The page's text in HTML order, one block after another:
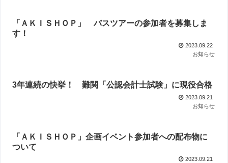
「ＡＫＩＳＨＯＰ」 バスツアーの参加者を募集しま
す！
2023.09.22
お知らせ
3年連続の快挙！ 難関「公認会計士試験」に現役合格
2023.09.21
お知らせ
「ＡＫＩＳＨＯＰ」企画イベント参加者への配布物に
ついて
2023.09.21